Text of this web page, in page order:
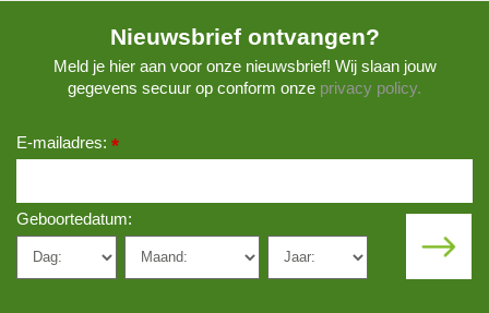
Nieuwsbrief ontvangen?
Meld je hier aan voor onze nieuwsbrief! Wij slaan jouw
gegevens secuur op conform onze privacy policy.
E-mailadres: *
Geboortedatum: